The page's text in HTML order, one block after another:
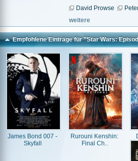
David Prowse
weitere
Empfohlene Einträge für "Star Wars:
zurück"
James Bond 007 -
Skyfall
Rurouni Kenshin:
Final Ch..